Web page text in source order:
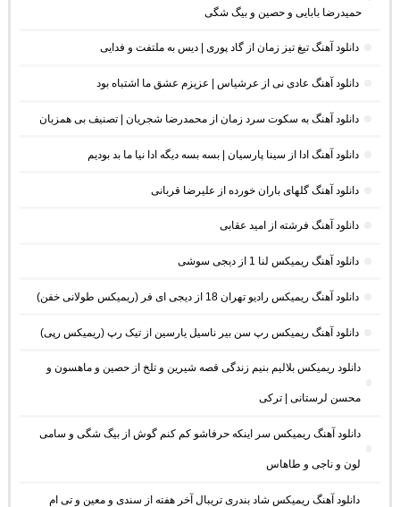
حمیدرضا بابایی و حصین و بیگ شگی
دانلود آهنگ تیغ تیز زمان از گاد پوری | دیس به ملتفت و فدایی
دانلود آهنگ عادی نی از عرشیاس | عزیزم عشق ما اشتباه بود
دانلود آهنگ به سکوت سرد زمان از محمدرضا شجریان | تصنیف بی همزبان
دانلود آهنگ ادا از سینا پارسیان | بسه بسه دیگه ادا نیا ما بد بودیم
دانلود آهنگ گلهای باران خورده از علیرضا قربانی
دانلود آهنگ فرشته از امید عقابی
دانلود آهنگ ریمیکس لنا 1 از دیجی سوشی
دانلود آهنگ ریمیکس رادیو تهران 18 از دیجی ای فر (ریمیکس طولانی خفن)
دانلود آهنگ ریمیکس رپ سن بیر ناسیل یارسین از تیک رپ (ریمیکس رپی)
دانلود ریمیکس بلالیم بنیم زندگی قصه شیرین و تلخ از حصین و ماهسون و
محسن لرستانی | ترکی
دانلود آهنگ ریمیکس سر اینکه حرفاشو کم کنم گوش از بیگ شگی و سامی
لون و ناجی و طاهاس
دانلود آهنگ ریمیکس شاد بندری تریبال آخر هفته از سندی و معین و تی ام